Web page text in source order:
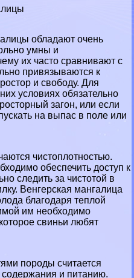
обладают очень
умны и
их часто сравнивают с
привязываются к
и свободу. Для
условиях обязательно
загон, или если
на выпас в поле или
чистоплотностью.
обеспечить доступ к
следить за чистотой в
Венгерская мангалица
благодаря теплой
им необходимо
свиньи любят
породы считается
содержания и питанию.